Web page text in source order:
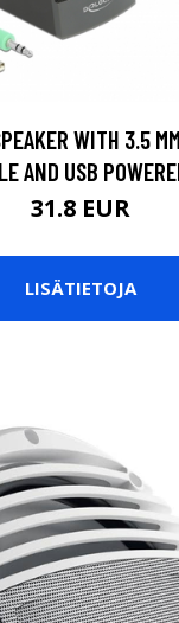
WITH 3.5
AND USB
31.8 EUR
LISÄTIETOJA